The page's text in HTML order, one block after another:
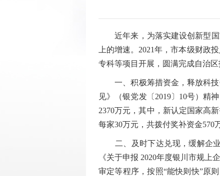
近年来，为落实建设创新型国
上的增速。2021年，市本级财政
专科等项目开展，圆满完成自治区
一、积极筹措资金，释放科技
见》（银党发〔2019〕10号）精
2370万元，其中，新认定国家高
每家30万元，共拨付奖补资金570
二、及时下达兑现，缓解企业
《关于申报 2020年度银川市规
审定等程序，按照“能快则快”原